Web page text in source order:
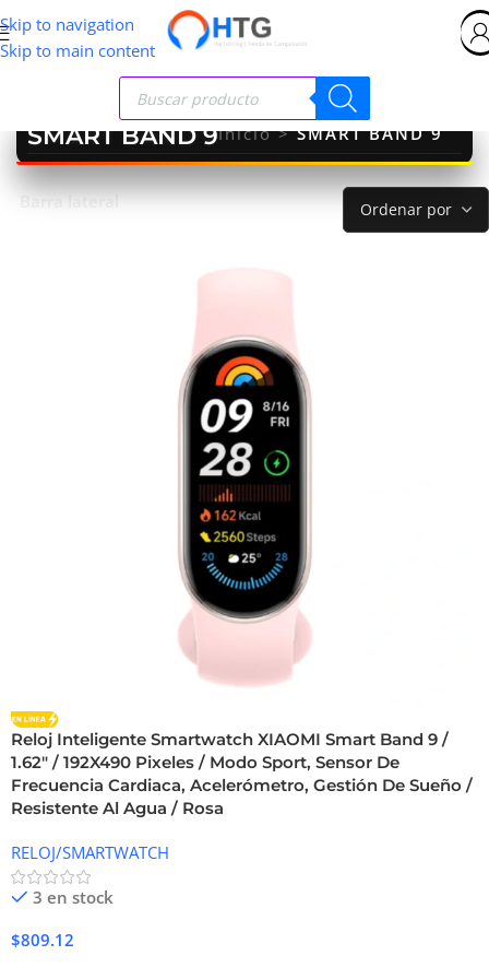
Skip to navigation
Skip to main content
SMART BAND 9Inicio>SMART BAND 9
Barra lateral
Reloj Inteligente Smartwatch XIAOMI Smart Band 9 /
1.62″ / 192X490 Pixeles / Modo Sport, Sensor De
Frecuencia Cardiaca, Acelerómetro, Gestión De Sueño /
Resistente Al Agua / Rosa
RELOJ/SMARTWATCH
3 en stock
$809.12